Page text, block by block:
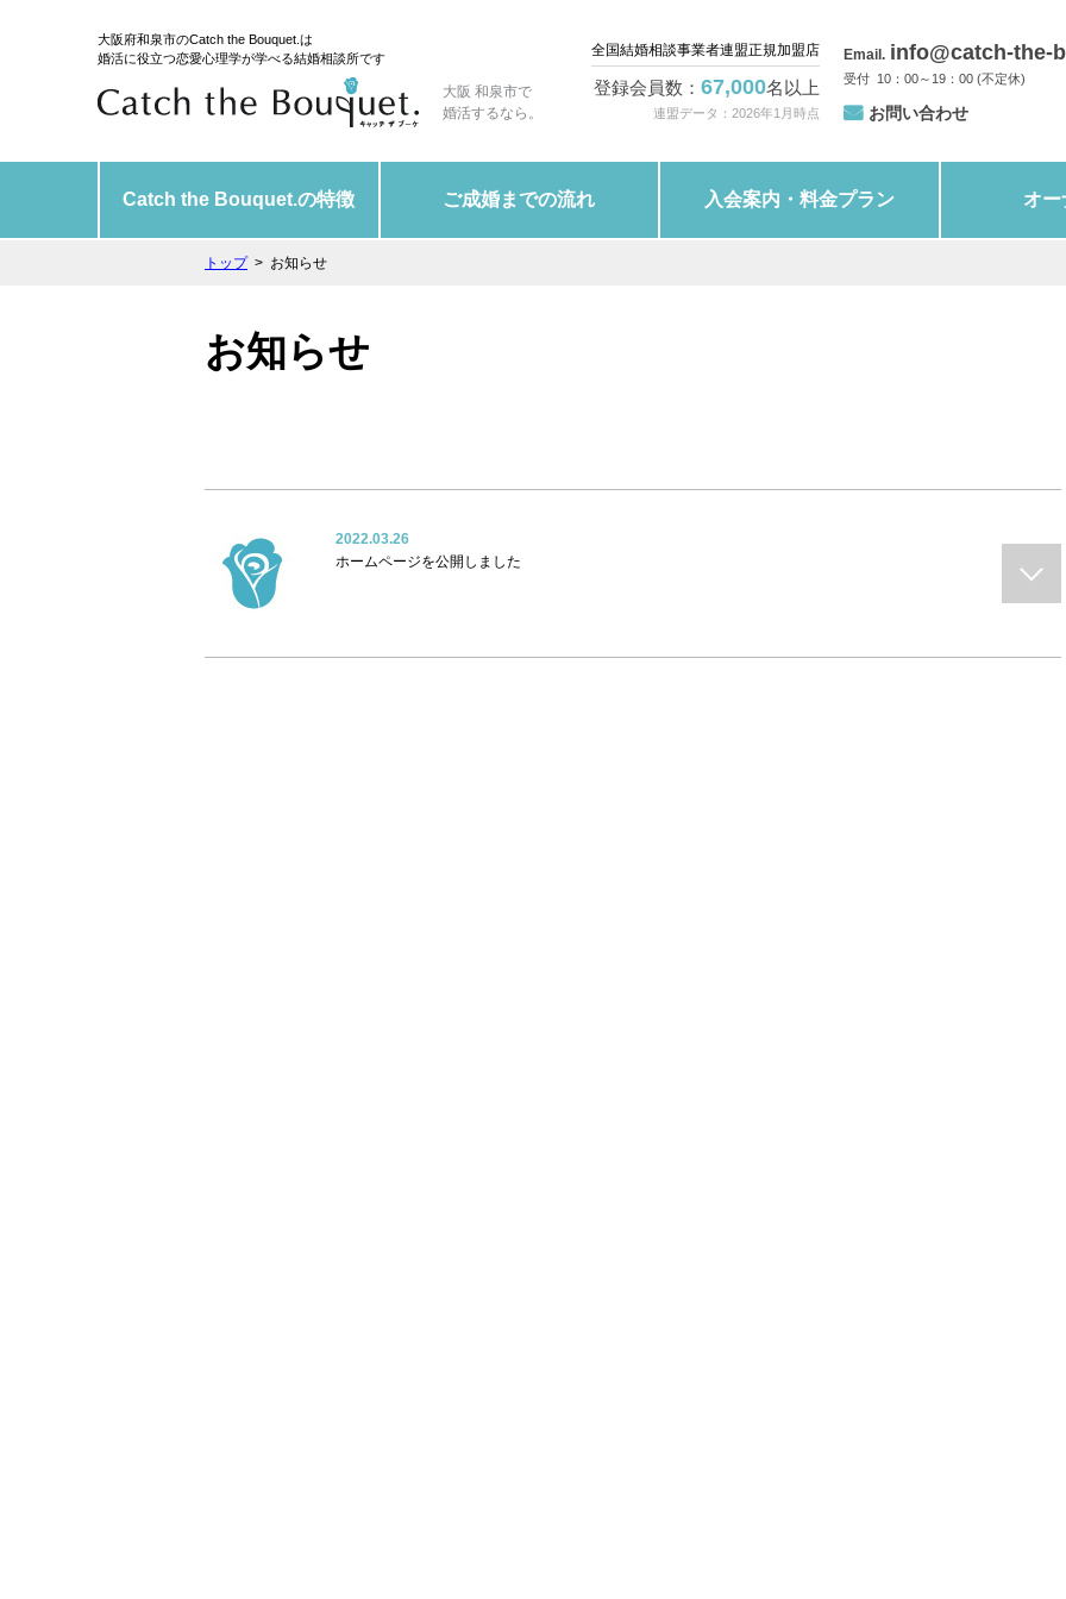
大阪府和泉市のCatch the Bouquet.は
婚活に役立つ恋愛心理学が学べる結婚相談所です
大阪 和泉市で
婚活するなら。
全国結婚相談事業者連盟正規加盟店
登録会員数： 67,000名以上
連盟データ：2026年1月時点
Email. info@catch-the-
10：00～19：00 (不定休)
お問い合わせ
Catch the Bouquet.の特徴 ご成婚までの流れ 入会案内・料金プラン オー
トップ お知らせ
お知らせ
2022.03.26
ホームページを公開しました